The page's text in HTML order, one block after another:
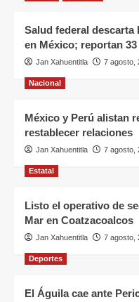
Salud federal
en México; reportan
Jan Xahuentitla 7 agosto,
Nacional
México y Perú alistan
restablecer relaciones
Jan Xahuentitla 7 agosto,
Estatal
Listo el operativo de
Mar en Coatzacoalcos
Jan Xahuentitla 7 agosto,
Deportes
El Águila cae ante